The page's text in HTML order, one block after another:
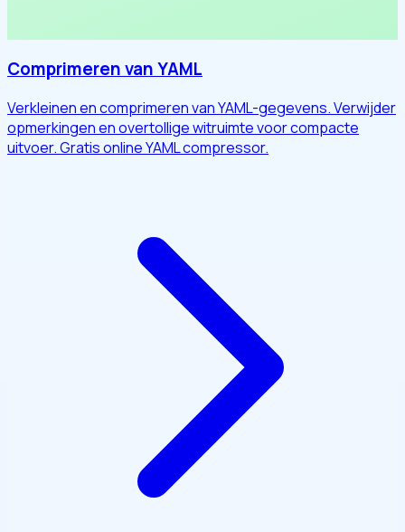
Comprimeren van YAML
Verkleinen en comprimeren van YAML-gegevens. Verwijder
opmerkingen en overtollige witruimte voor compacte
uitvoer. Gratis online YAML compressor.